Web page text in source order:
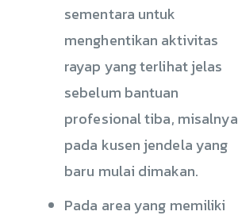
sementara untuk
menghentikan aktivitas
rayap yang terlihat jelas
sebelum bantuan
profesional tiba, misalnya
pada kusen jendela yang
baru mulai dimakan.
Pada area yang memiliki